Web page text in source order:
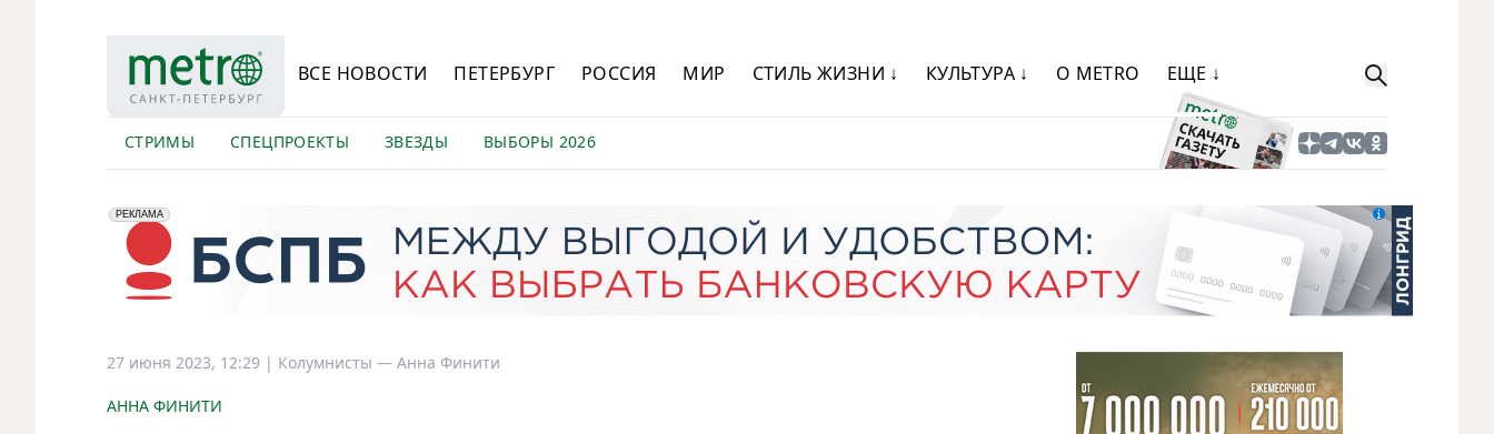
ВСЕ НОВОСТИ ПЕТЕРБУРГ РОССИЯ МИР СТИЛЬ ЖИЗНИ ↓ КУЛЬТУРА ↓ О METRO ЕЩЕ ↓
СТРИМЫ СПЕЦПРОЕКТЫ ЗВЕЗДЫ ВЫБОРЫ 2026
erid: 2VfnxyFybV5
РЕКЛАМА
ПАО "Банк "Санкт-Петербург", ИНН: 7831000027
27 июня 2023, 12:29 | Колумнисты — Анна Финити
АННА ФИНИТИ